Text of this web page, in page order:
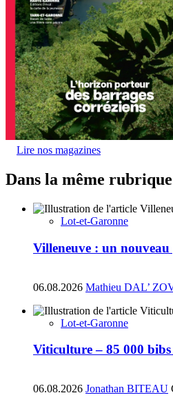
Lire nos magazines
Dans la même rubrique
Lot-et-Garonne
Villeneuve : un
06.08.2026 Mathieu DAL’
Lot-et-Garonne
Viticulture – 85 000
06.08.2026 Jonathan BITEAU